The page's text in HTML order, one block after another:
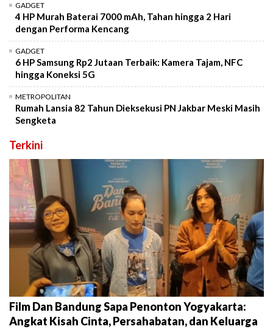
GADGET
4 HP Murah Baterai 7000 mAh, Tahan hingga 2 Hari
dengan Performa Kencang
GADGET
6 HP Samsung Rp2 Jutaan Terbaik: Kamera Tajam, NFC
hingga Koneksi 5G
METROPOLITAN
Rumah Lansia 82 Tahun Dieksekusi PN Jakbar Meski Masih
Sengketa
Terkini
Film Dan Bandung Sapa Penonton Yogyakarta:
Angkat Kisah Cinta, Persahabatan, dan Keluarga